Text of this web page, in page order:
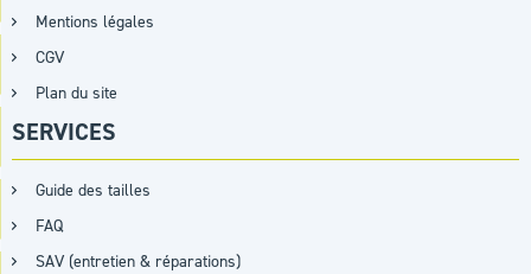
Mentions légales
CGV
Plan du site
SERVICES
Guide des tailles
FAQ
SAV (entretien & réparations)